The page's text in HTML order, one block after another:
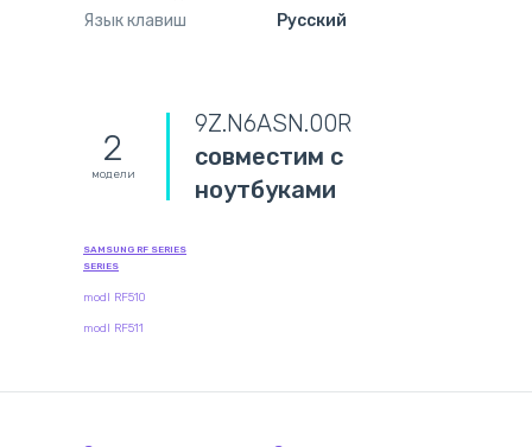
Язык клавиш
Русский
2
модели
9Z.N6ASN.00R
совместим с
ноутбуками
SAMSUNG RF SERIES
SERIES
modl RF510
modl RF511